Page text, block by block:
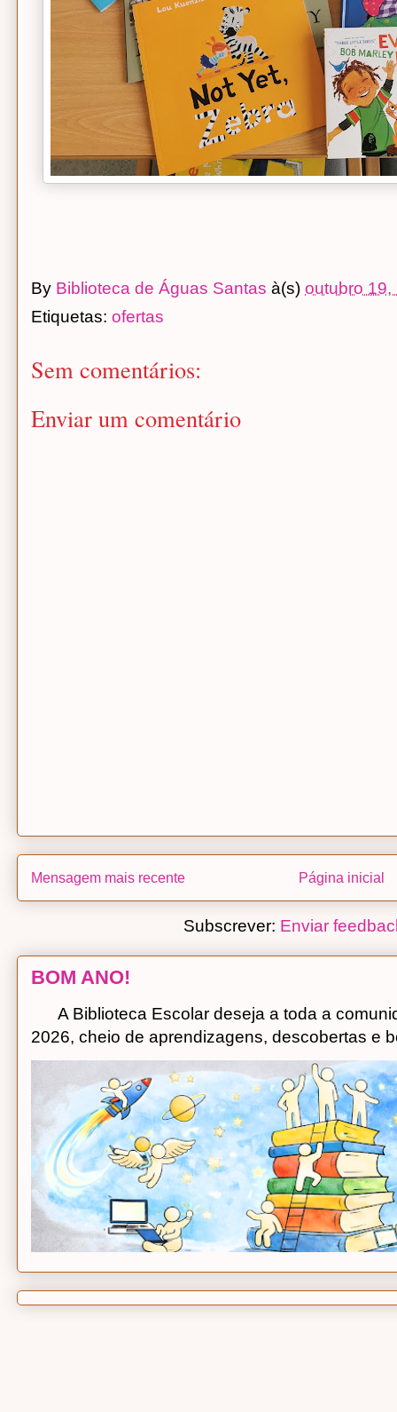
By Biblioteca de Águas Santas à(s) outubro 19,
Etiquetas: ofertas
Sem comentários:
Enviar um comentário
Mensagem mais recente Página inicial
Subscrever: Enviar
BOM ANO!
A Biblioteca Escolar deseja a toda a
2026, cheio de aprendizagens, descobertas e